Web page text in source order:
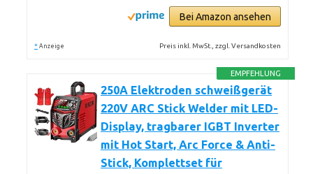
Bei Amazon ansehen
* Anzeige Preis inkl. MwSt., zzgl. Versandkosten
EMPFEHLUNG
250A Elektroden schweißgerät
220V ARC Stick Welder mit LED-
Display, tragbarer IGBT Inverter
mit Hot Start, Arc Force & Anti-
Stick, Komplettset für